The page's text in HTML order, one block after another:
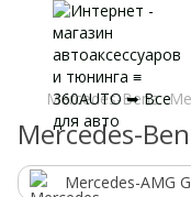
Mercedes-Benz
Mercedes-
Mercedes-AMG